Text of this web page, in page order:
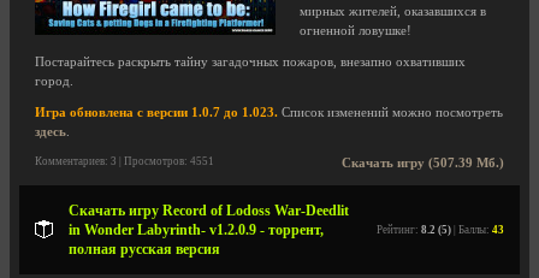
мирных жителей, оказавшихся в
огненной ловушке!
Постарайтесь раскрыть тайну загадочных пожаров, внезапно охвативших
город.
Игра обновлена с версии 1.0.7 до 1.023. Список изменений можно посмотреть
здесь
Скачать игру (507.39 Мб.)
Комментариев: 3 | Просмотров: 4551
Скачать игру Record of Lodoss War-Deedlit
in Wonder Labyrinth- v1.2.0.9 - торрент,
полная русская версия
Рейтинг: 8.2 (5) | Баллы: 43